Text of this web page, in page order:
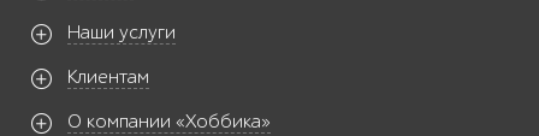
Наши услуги
Клиентам
О компании «Хоббика»